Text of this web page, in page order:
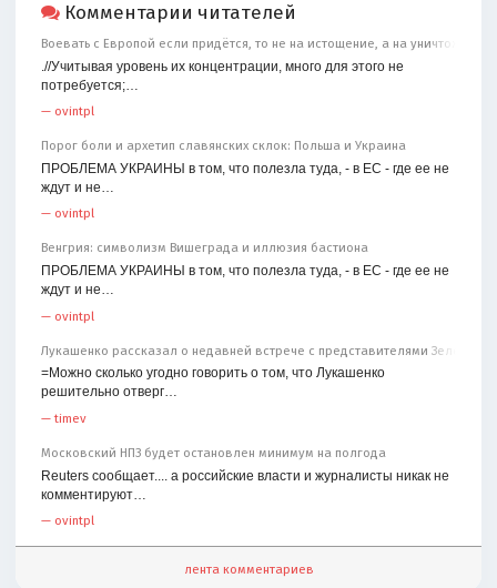
Комментарии читателей
Воевать с Европой если придётся, то не на истощение, а на уничтожение
.//Учитывая уровень их концентрации, много для этого не
потребуется;…
— ovintpl
Порог боли и архетип славянских склок: Польша и Украина
ПРОБЛЕМА УКРАИНЫ в том, что полезла туда, - в ЕС - где ее не
ждут и не…
— ovintpl
Венгрия: символизм Вишеграда и иллюзия бастиона
ПРОБЛЕМА УКРАИНЫ в том, что полезла туда, - в ЕС - где ее не
ждут и не…
— ovintpl
Лукашенко рассказал о недавней встрече с представителями
=Можно сколько угодно говорить о том, что Лукашенко
решительно отверг…
—timev
Московский НПЗ будет остановлен минимум на полгода
Reuters сообщает.... а российские власти и журналисты никак не
комментируют…
— ovintpl
лента комментариев